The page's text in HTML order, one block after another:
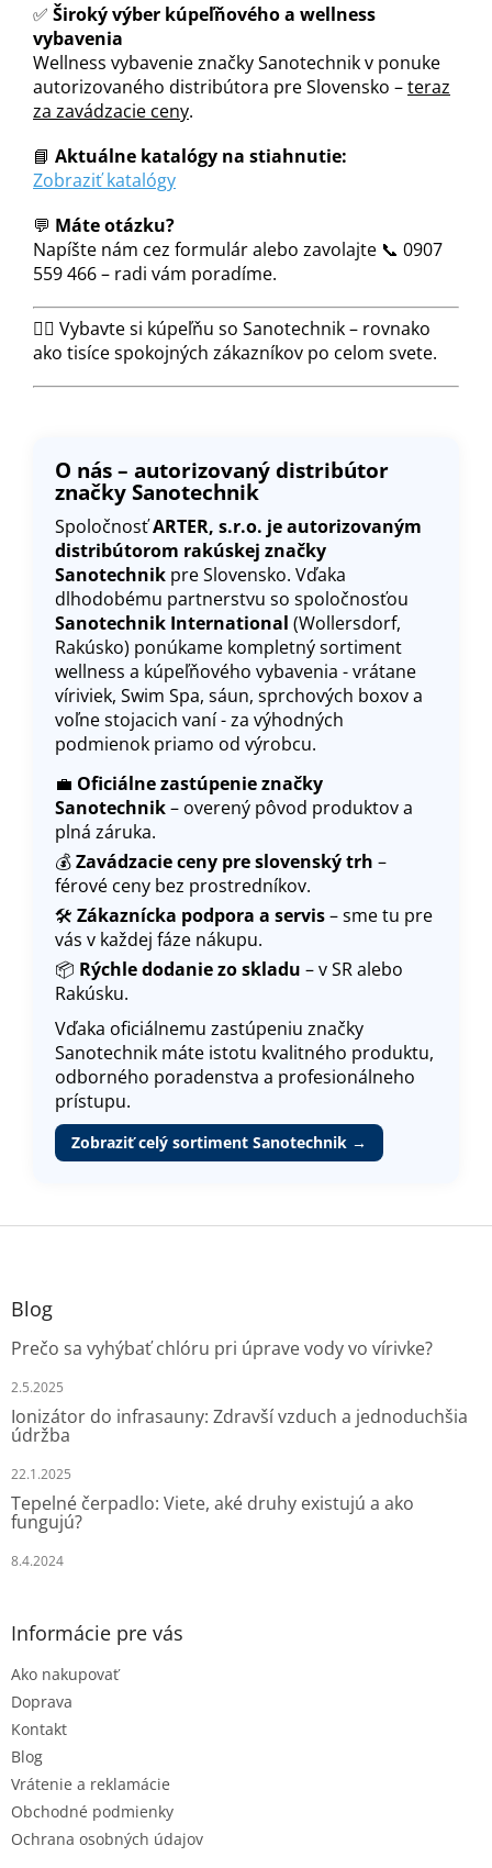
✅ Široký výber kúpeľňového a wellness
vybavenia
Wellness vybavenie značky Sanotechnik v ponuke
autorizovaného distribútora pre Slovensko –teraz
za zavádzacie ceny.
📘 Aktuálne katalógy na stiahnutie:
Zobraziť katalógy
💬 Máte otázku?
Napíšte nám cez formulár alebo zavolajte 📞 0907
559 466 – radi vám poradíme.
🧖‍♂️ Vybavte si kúpeľňu so Sanotechnik – rovnako
ako tisíce spokojných zákazníkov po celom svete.
O nás – autorizovaný distribútor
značky Sanotechnik
SpoločnosťARTER, s.r.o. je autorizovaným
distribútorom rakúskej značky
Sanotechnik pre Slovensko. Vďaka
dlhodobému partnerstvu so spoločnosťou
Sanotechnik International (Wollersdorf,
Rakúsko) ponúkame kompletný sortiment
wellness a kúpeľňového vybavenia - vrátane
víriviek, Swim Spa, sáun, sprchových boxov a
voľne stojacich vaní - za výhodných
podmienok priamo od výrobcu.
💼 Oficiálne zastúpenie značky
Sanotechnik– overený pôvod produktov a
plná záruka.
💰Zavádzacie ceny pre slovenský trh –
férové ​​ceny bez prostredníkov.
🛠️ Zákaznícka podpora a servis– sme tu pre
vás v každej fáze nákupu.
📦 Rýchle dodanie zo skladu – v SR alebo
Rakúsku.
Vďaka oficiálnemu zastúpeniu značky
Sanotechnik máte istotu kvalitného produktu,
odborného poradenstva a profesionálneho
prístupu.
Zobraziť celý sortiment Sanotechnik →
Z
Blog
Prečo sa vyhýbať chlóru pri úprave vody vo vírivke?
2.5.2025
Ionizátor do infrasauny: Zdravší vzduch a jednoduchšia
údržba
22.1.2025
Tepelné čerpadlo: Viete, aké druhy existujú a ako
fungujú?
8.4.2024
Informácie pre vás
Ako nakupovať
Doprava
Kontakt
Blog
Vrátenie a reklamácie
Obchodné podmienky
Ochrana osobných údajov